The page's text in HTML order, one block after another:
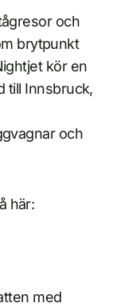
och
brytpunkt
kör en
till Innsbruck,
och
här:
med